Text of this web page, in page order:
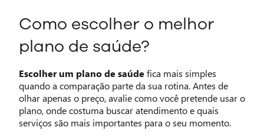
Como escolher o melhor
plano de saúde?
Escolher um plano de saúdefica mais simples
quando a comparação parte da sua rotina. Antes de
olhar apenas o preço, avalie como você pretende usar o
plano, onde costuma buscar atendimento e quais
serviços são mais importantes para o seu momento.